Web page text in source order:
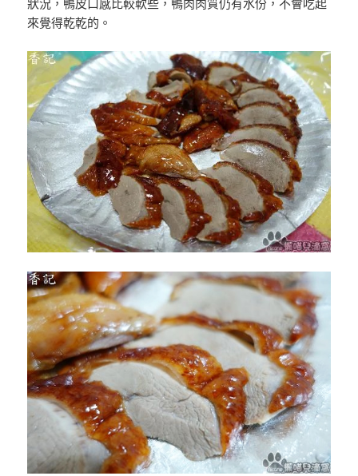
來覺得乾乾的。